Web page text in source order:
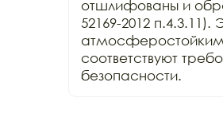
отшлифованы и
52169-2012
соответствуют
безопасности.